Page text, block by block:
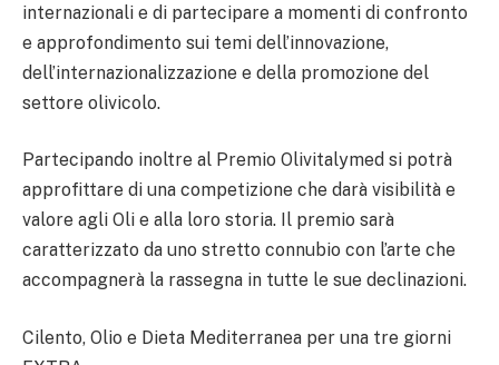
internazionali e di partecipare a momenti di confronto
e approfondimento sui temi dell’innovazione,
dell’internazionalizzazione e della promozione del
settore olivicolo.
Partecipando inoltre al Premio Olivitalymed si potrà
approfittare di una competizione che darà visibilità e
valore agli Oli e alla loro storia. Il premio sarà
caratterizzato da uno stretto connubio con l’arte che
accompagnerà la rassegna in tutte le sue declinazioni.
Cilento, Olio e Dieta Mediterranea per una tre giorni